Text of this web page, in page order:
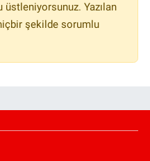
Yazılan
şekilde sorumlu